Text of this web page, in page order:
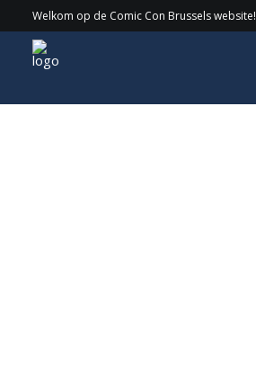
Welkom op de Comic Con Brussels website!
Gasten